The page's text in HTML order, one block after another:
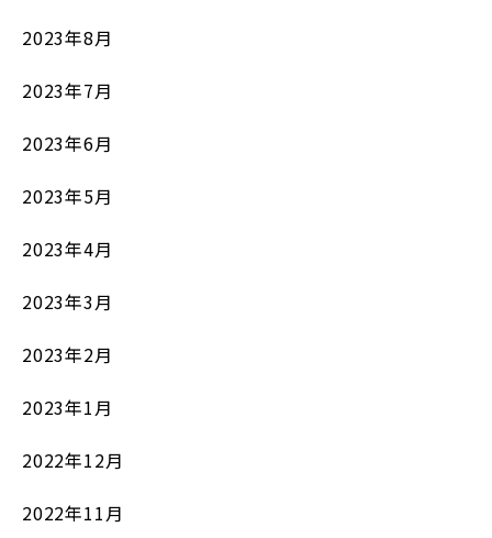
2023年8月
2023年7月
2023年6月
2023年5月
2023年4月
2023年3月
2023年2月
2023年1月
2022年12月
2022年11月